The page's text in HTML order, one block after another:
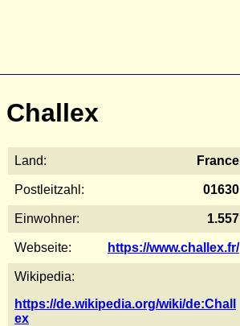
Challex
Land: France
Postleitzahl: 01630
Einwohner: 1.557
Webseite: https://www.challex.fr/
Wikipedia:
https://de.wikipedia.org/wiki/de:Chall
ex